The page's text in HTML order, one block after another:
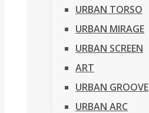
URBAN TORSO
URBAN MIRAGE
URBAN SCREEN
ART
URBAN GROOVE
URBAN ARC